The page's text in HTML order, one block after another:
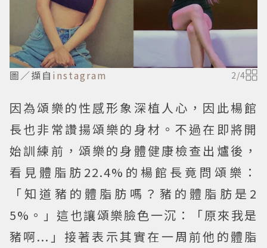
圖／擷自 instagram 2/4
因為頌樂的性感形象深植人心，因此楊館
長也非常讚揚頌樂的身材。不過在即將開
始訓練前，頌樂的身體健康檢查出爐後，
看見體脂肪22.4%的楊館長竟問頌樂：
「知道豬的體脂肪嗎？豬的體脂肪是2
5%。」這也讓頌樂臉色一沉：「原來我是
豬啊...」接著表示其實在一周前他的體脂